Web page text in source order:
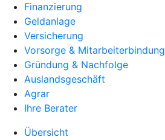
Finanzierung
Geldanlage
Versicherung
Vorsorge & Mitarbeiterbindung
Gründung & Nachfolge
Auslandsgeschäft
Agrar
Ihre Berater
Übersicht